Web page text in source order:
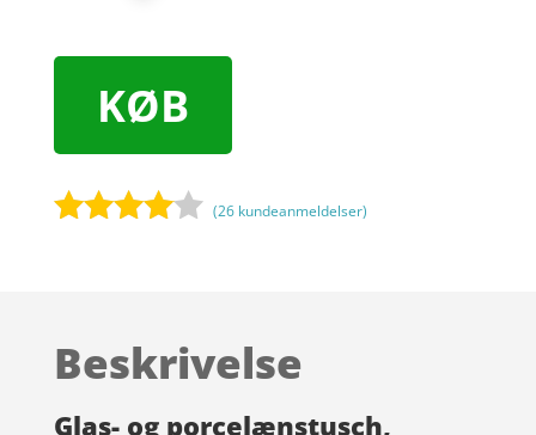
KØB
på
ømmels
(26 kundeanmeldelser)
Beskrivelse
Glas- og porcelænstusch,